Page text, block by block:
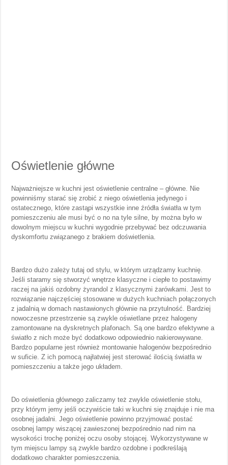
Oświetlenie główne
Najważniejsze w kuchni jest oświetlenie centralne – główne. Nie
powinniśmy starać się zrobić z niego oświetlenia jedynego i
ostatecznego, które zastąpi wszystkie inne źródła światła w tym
pomieszczeniu ale musi być o no na tyle silne, by można było w
dowolnym miejscu w kuchni wygodnie przebywać bez odczuwania
dyskomfortu związanego z brakiem doświetlenia.
Bardzo dużo zależy tutaj od stylu, w którym urządzamy kuchnię.
Jeśli staramy się stworzyć wnętrze klasyczne i ciepłe to postawimy
raczej na jakiś ozdobny żyrandol z klasycznymi żarówkami. Jest to
rozwiązanie najczęściej stosowane w dużych kuchniach połączonych
z jadalnią w domach nastawionych głównie na przytulność. Bardziej
nowoczesne przestrzenie są zwykle oświetlane przez halogeny
zamontowane na dyskretnych plafonach. Są one bardzo efektywne a
światło z nich może być dodatkowo odpowiednio nakierowywane.
Bardzo popularne jest również montowanie halogenów bezpośrednio
w suficie. Z ich pomocą najłatwiej jest sterować ilością światła w
pomieszczeniu a także jego układem.
Do oświetlenia głównego zaliczamy też zwykle oświetlenie stołu,
przy którym jemy jeśli oczywiście taki w kuchni się znajduje i nie ma
osobnej jadalni. Jego oświetlenie powinno przyjmować postać
osobnej lampy wiszącej zawieszonej bezpośrednio nad nim na
wysokości trochę poniżej oczu osoby stojącej. Wykorzystywane w
tym miejscu lampy są zwykle bardzo ozdobne i podkreślają
dodatkowo charakter pomieszczenia.